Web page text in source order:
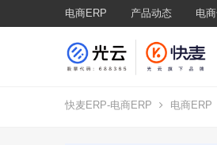
电商ERP 产品动态 电
快麦ERP-电商ERP 电商ERP